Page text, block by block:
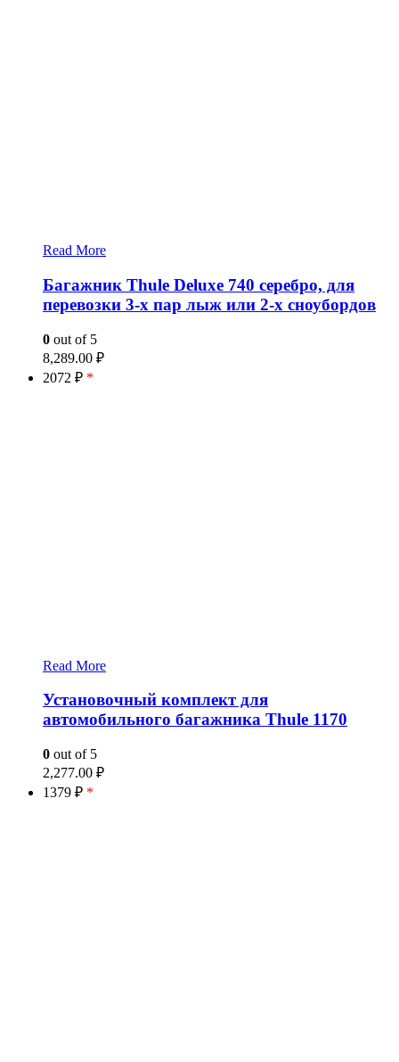
Read More
Багажник Thule Deluxe 740 серебро, для
перевозки 3-х пар лыж или 2-х сноубордов
0 out of 5
8,289.00 ₽
2072 ₽ *
Read More
Установочный комплект для
автомобильного багажника Thule 1170
0 out of 5
2,277.00 ₽
1379 ₽ *